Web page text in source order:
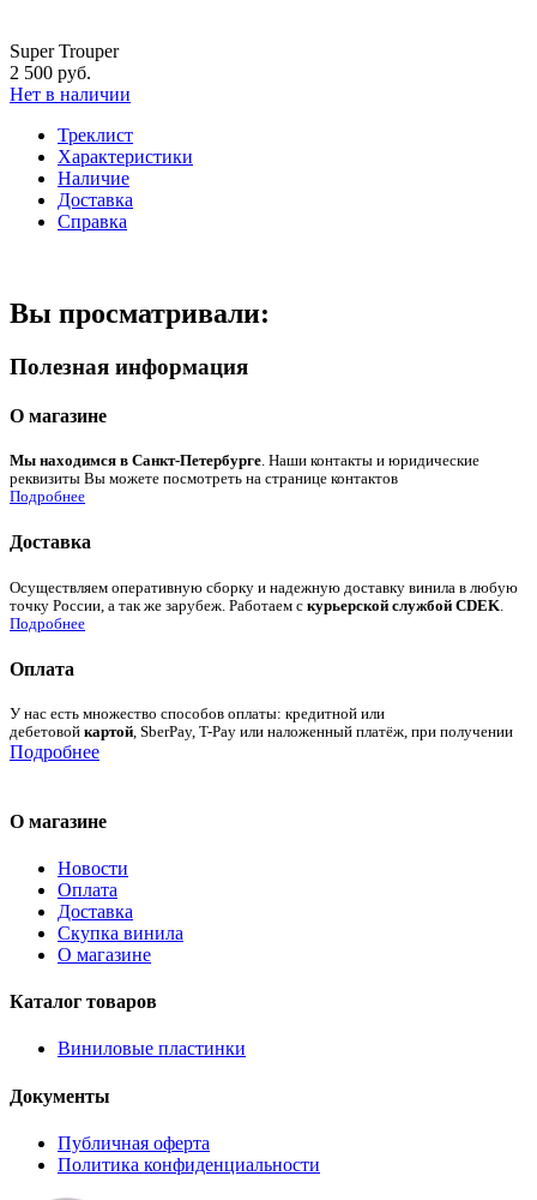
Super Trouper
2 500 руб.
Нет в наличии
Треклист
Характеристики
Наличие
Доставка
Справка
Вы просматривали:
Полезная информация
О магазине
Мы находимся в Санкт-Петербурге. Наши контакты и юридические
реквизиты Вы можете посмотреть на странице контактов
Подробнее
Доставка
Осуществляем оперативную сборку и надежную доставку винила в любую
точку России, а так же зарубеж. Работаем с курьерской службой CDEK
Подробнее
Оплата
У нас есть множество способов оплаты: кредитной или
дебетовой картой, SberPay, T-Pay или наложенный платёж, при получении
Подробнее
О магазине
Новости
Оплата
Доставка
Скупка винила
О магазине
Каталог товаров
Виниловые пластинки
Документы
Публичная оферта
Политика конфиденциальности